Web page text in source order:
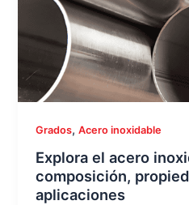
Grados,Acero inoxidable
Explora el acero
composición,
aplicaciones